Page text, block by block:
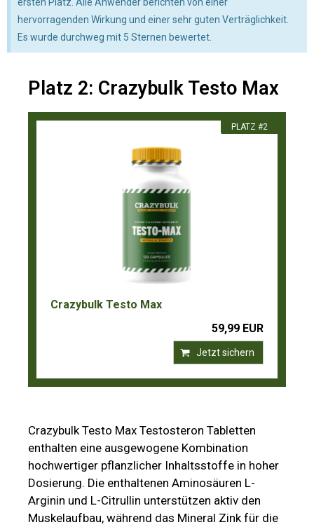
hervorragenden Wirkung und einer sehr guten Verträglichkeit.
Es wurde durchweg mit 5 Sternen bewertet.
Platz 2: Crazybulk Testo Max
PLATZ #2
Crazybulk Testo Max
59,99 EUR
Jetzt sichern
Crazybulk Testo Max Testosteron Tabletten
enthalten eine ausgewogene Kombination
hochwertiger pflanzlicher Inhaltsstoffe in hoher
Dosierung. Die enthaltenen Aminosäuren L-
Arginin und L-Citrullin unterstützen aktiv den
Muskelaufbau, während das Mineral Zink für die